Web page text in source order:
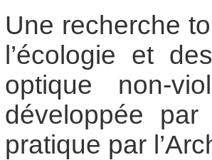
Une recherche
l’écologie et
optique non-
développée
pratique par